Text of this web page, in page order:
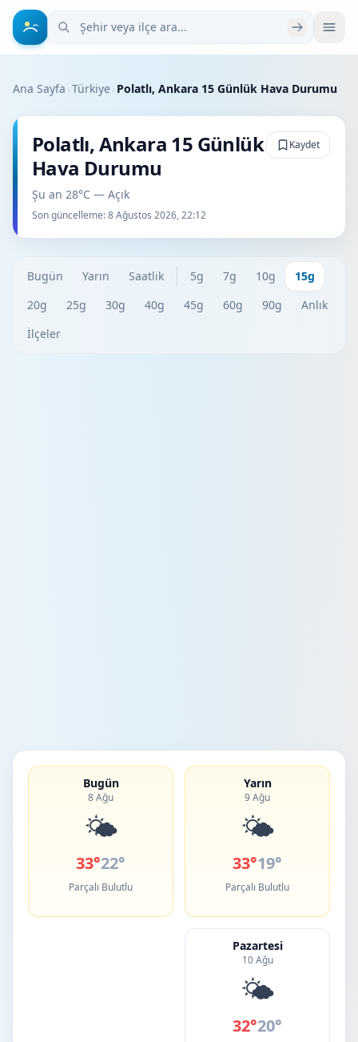
Şehir veya ilçe ara
Ana Sayfa ›Türkiye› Polatlı, Ankara 15 Günlük Hava Durumu
Polatlı, Ankara 15 Günlük
Hava Durumu
Şu an 28°C — Açık
Son güncelleme:8 Ağustos 2026, 22:12
Kaydet
Bugün Yarın Saatlik 5g 7g 10g
15g
20g
25g 30g 40g 45g 60g 90g
Anlık
İlçeler
Bugün
8 Ağu
🌤️
33°22°
Parçalı Bulutlu
Yarın
9 Ağu
🌤️
33°19°
Parçalı Bulutlu
Pazartesi
10 Ağu
🌤️
32°20°